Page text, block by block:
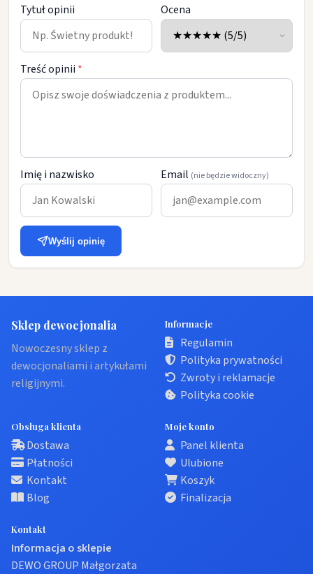
Tytuł opinii Ocena
Treść opinii *
Imię i nazwisko Email (nie będzie widoczny)
Wyślij opinię
Sklep dewocjonalia
Nowoczesny sklep z
dewocjonaliami i artykułami
religijnymi.
Informacje
Regulamin
Polityka prywatności
Zwroty i reklamacje
Polityka cookie
Obsługa klienta
Dostawa
Płatności
Kontakt
Blog
Moje konto
Panel klienta
Ulubione
Koszyk
Finalizacja
Kontakt
Informacja o sklepie
DEWO GROUP Małgorzata